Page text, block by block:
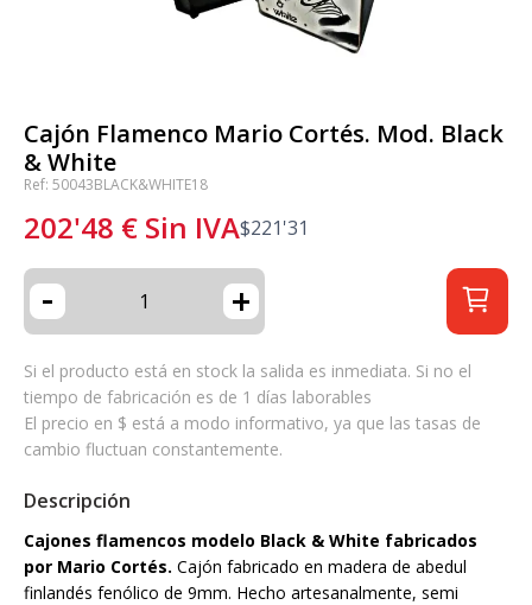
Cajón Flamenco Mario Cortés. Mod. Black
& White
Ref: 50043BLACK&WHITE18
202'48 € Sin IVA$221'31
- +
Si el producto está en stock la salida es inmediata. Si no el
tiempo de fabricación es de 1 días laborables
El precio en $ está a modo informativo, ya que las tasas de
cambio fluctuan constantemente.
Descripción
Cajones flamencos modelo Black & White fabricados
por Mario Cortés. Cajón fabricado en madera de abedul
finlandés fenólico de 9mm. Hecho artesanalmente, semi